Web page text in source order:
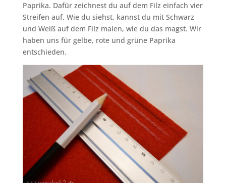
Paprika. Dafür zeichnest du auf dem Filz einfach vier
Streifen auf. Wie du siehst, kannst du mit Schwarz
und Weiß auf dem Filz malen, wie du das magst. Wir
haben uns für gelbe, rote und grüne Paprika
entschieden.